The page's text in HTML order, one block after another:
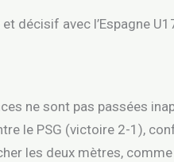
décisif avec l’Espagne
ne sont pas passées
le PSG (victoire 2-1),
les deux mètres,